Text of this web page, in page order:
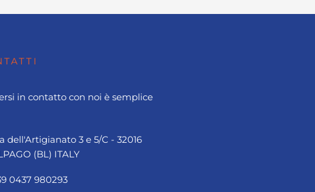
in contatto con noi è semplice
dell'Artigianato 3 e 5/C - 32016
(BL) ITALY
0437 980293